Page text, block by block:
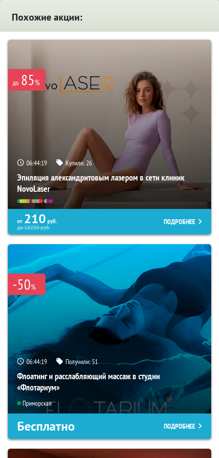
Похожие акции:
до 85%
06:44:18 Купили:26
Эпиляция александритовым лазером в сети клиник
NovoLaser
от 210 руб.
до18250руб.
ПОДРОБНЕЕ
-50%
06:44:18 Получили:51
Флоатинг и расслабляющий массаж в студии
«Флотариум»
Приморская
Бесплатно ПОДРОБНЕЕ